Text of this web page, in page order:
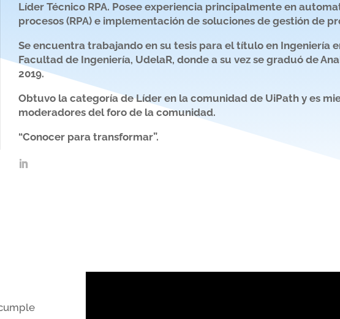
Líder Técnico RPA. Posee experiencia principalmente en
procesos (RPA) e implementación de soluciones de gestión de
Se encuentra trabajando en su tesis para el título en Ingeniería
Facultad de Ingeniería, UdelaR, donde a su vez se graduó de
2019.
Obtuvo la categoría de Líder en la comunidad de UiPath y es
moderadores del foro de la comunidad.
“Conocer para transformar”.